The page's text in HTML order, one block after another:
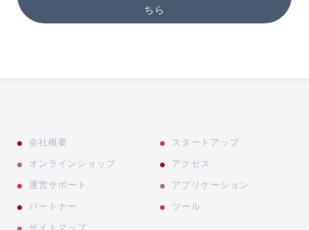
ちら
会社概要 スタートアップ
オンラインショップ アクセス
運営サポート アプリケーション
パートナー ツール
サイトマップ